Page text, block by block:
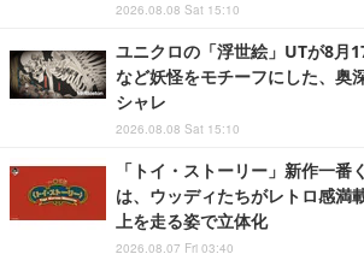
2026.08.08 Sat 15:10
ユニクロの「浮世絵」UTが8月
など妖怪をモチーフにした、奥
シャレ
2026.08.08 Sat 15:10
「トイ・ストーリー」新作一番
は、ウッディたちがレトロ感満
上を走る姿で立体化
2026.08.07 Fri 03:40